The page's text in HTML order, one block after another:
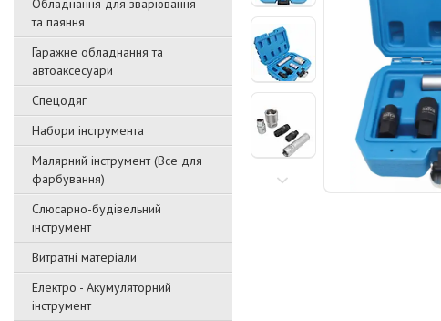
Обладнання для зварювання
та паяння
Гаражне обладнання та
автоаксесуари
Спецодяг
Набори інструмента
Малярний інструмент (Все для
фарбування)
Слюсарно-будівельний
інструмент
Витратні матеріали
Електро - Акумуляторний
інструмент